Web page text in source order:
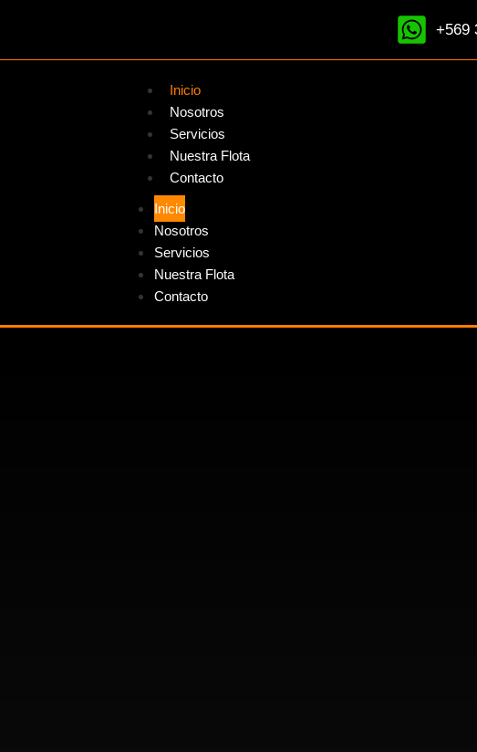
+569
Inicio
Nosotros
Servicios
Nuestra Flota
Contacto
Inicio
Nosotros
Servicios
Nuestra Flota
Contacto